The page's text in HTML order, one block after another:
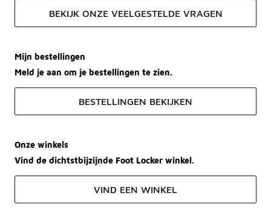
BEKIJK ONZE VEELGESTELDE VRAGEN
Mijn bestellingen
Meld je aan om je bestellingen te zien.
BESTELLINGEN BEKIJKEN
Onze winkels
Vind de dichtstbijzijnde Foot Locker winkel.
VIND EEN WINKEL